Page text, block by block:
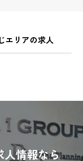
エリアの求人
人情報なら